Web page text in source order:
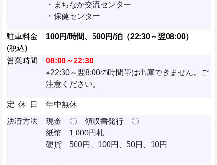
・まちなか交流センター
・保健センター
駐車料金
(税込)
100円/時間、 500円/泊（22:30～翌08:00）
営業時間
08:00～22:30
※22:30～翌8:00の時間帯は出庫できません。ご
注意ください。
定 休 日 年中無休
決済方法
現金 〇 領収書発行 〇
紙幣 1,000円札
硬貨 500円、100円、50円、10円